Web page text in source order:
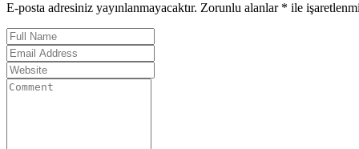
E-posta adresiniz yayınlanmayacaktır. Zorunlu alanlar * ile